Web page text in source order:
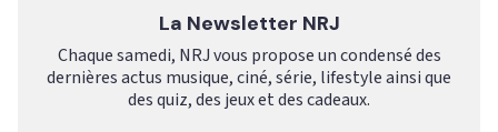
La Newsletter NRJ
Chaque samedi, NRJ vous propose un condensé des
dernières actus musique, ciné, série, lifestyle ainsi que
des quiz, des jeux et des cadeaux.